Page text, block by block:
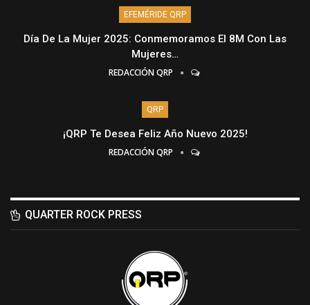
EFEMÉRIDE QRP
Día De La Mujer 2025: Conmemoramos El 8M Con Las
Mujeres…
REDACCIÓN QRP
QRP
¡QRP Te Desea Feliz Año Nuevo 2025!
REDACCIÓN QRP
QUARTER ROCK PRESS